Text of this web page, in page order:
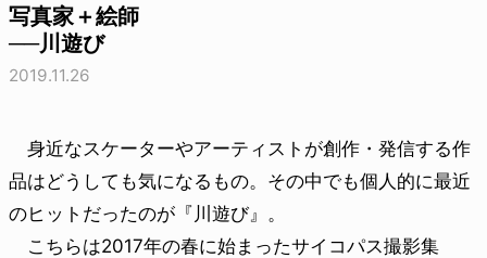
写真家＋絵師
──川遊び
2019.11.26
身近なスケーターやアーティストが創作・発信する作
品はどうしても気になるもの。その中でも個人的に最近
のヒットだったのが『川遊び』。
こちらは2017年の春に始まったサイコパス撮影集